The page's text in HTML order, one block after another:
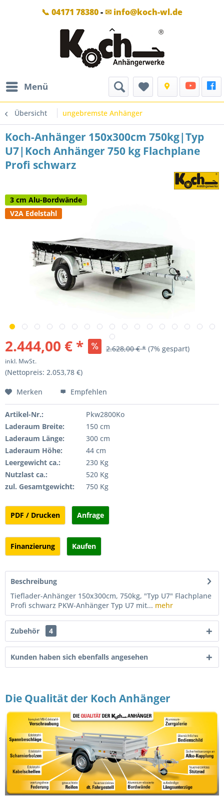
📞 04171 78380- ✉ info@koch-wl.de
Menü
Übersicht ungebremste Anhänger
Koch-Anhänger 150x300cm 750kg|Typ
U7|Koch Anhänger 750 kg Flachplane
Profi schwarz
3 cm Alu-Bordwände
V2A Edelstahl
2.444,00 € * 2.628,00 € * (7% gespart)
inkl. MwSt.
(Nettopreis: 2.053,78 €)
Merken Empfehlen
Artikel-Nr.:
Pkw2800Ko
Laderaum Breite:
150 cm
Laderaum Länge:
300 cm
Laderaum Höhe:
44 cm
Leergewicht ca.:
230 Kg
Nutzlast ca.:
520 Kg
zul. Gesamtgewicht:
750 Kg
PDF / Drucken Anfrage
Finanzierung Kaufen
Beschreibung
Tieflader-Anhänger 150x300cm, 750kg, "Typ U7" Flachplane
Profi schwarz PKW-Anhänger Typ U7 mit... mehr
Zubehör 4
Kunden haben sich ebenfalls angesehen
Die Qualität der Koch Anhänger